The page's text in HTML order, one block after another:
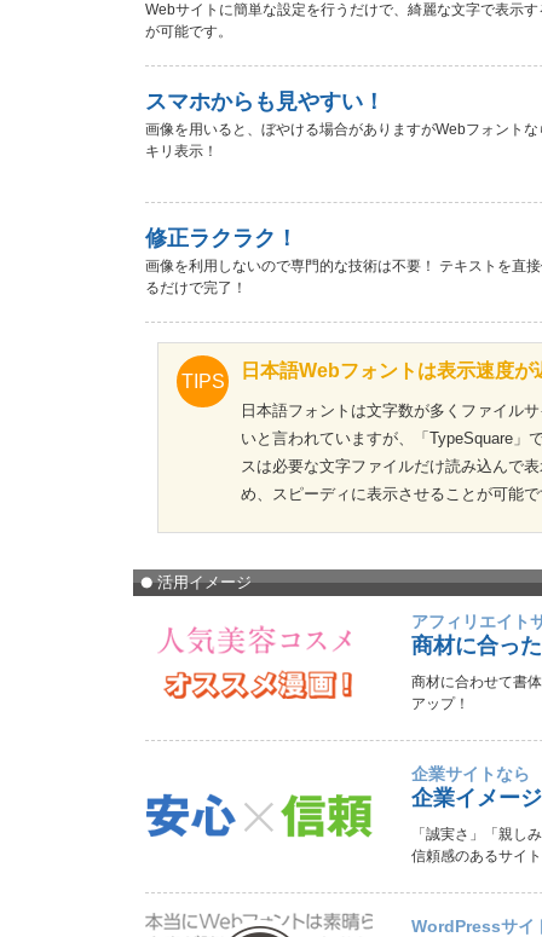
Webサイトに簡単な設定を行うだけで、綺麗な文字で表示す
が可能です。
スマホからも見やすい！
画像を用いると、ぼやける場合がありますがWebフォントな
キリ表示！
修正ラクラク！
画像を利用しないので専門的な技術は不要！ テキストを直
るだけで完了！
TIPS
日本語Webフォントは表示速度が
日本語フォントは文字数が多くファイル
いと言われていますが、「TypeSquare」
スは必要な文字ファイルだけ読み込んで
め、スピーディに表示させることが可能
活用イメージ
アフィリエイト
商材に合っ
商材に合わせて書
アップ！
企業サイトなら
企業イメー
「誠実さ」「親し
信頼感のあるサイ
WordPressサイ